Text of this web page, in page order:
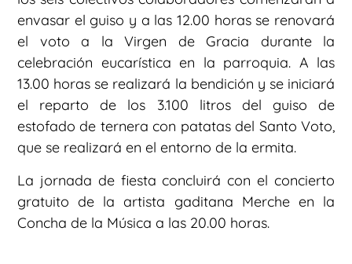
envasar el guiso y a las 12.00 horas se renovará
el voto a la Virgen de Gracia durante la
celebración eucarística en la parroquia. A las
13.00 horas se realizará la bendición y se iniciará
el reparto de los 3.100 litros del guiso de
estofado de ternera con patatas del Santo Voto,
que se realizará en el entorno de la ermita.
La jornada de fiesta concluirá con el concierto
gratuito de la artista gaditana Merche en la
Concha de la Música a las 20.00 horas.